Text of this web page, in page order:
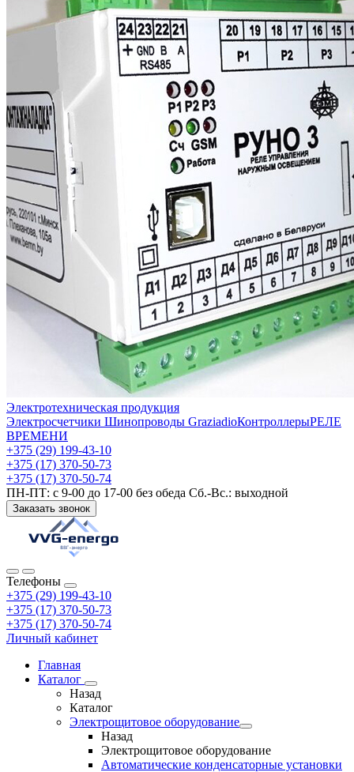
Электротехническая продукция
Электросчетчики Шинопроводы GraziadioКонтроллерыРЕЛЕ
ВРЕМЕНИ
+375 (29) 199-43-10
+375 (17) 370-50-73
+375 (17) 370-50-74
ПН-ПТ: с 9-00 до 17-00 без обеда Сб.-Вс.: выходной
Заказать звонок
Телефоны
+375 (29) 199-43-10
+375 (17) 370-50-73
+375 (17) 370-50-74
Личный кабинет
Главная
Каталог
Назад
Каталог
Электрощитовое оборудование
Назад
Электрощитовое оборудование
Автоматические конденсаторные установки